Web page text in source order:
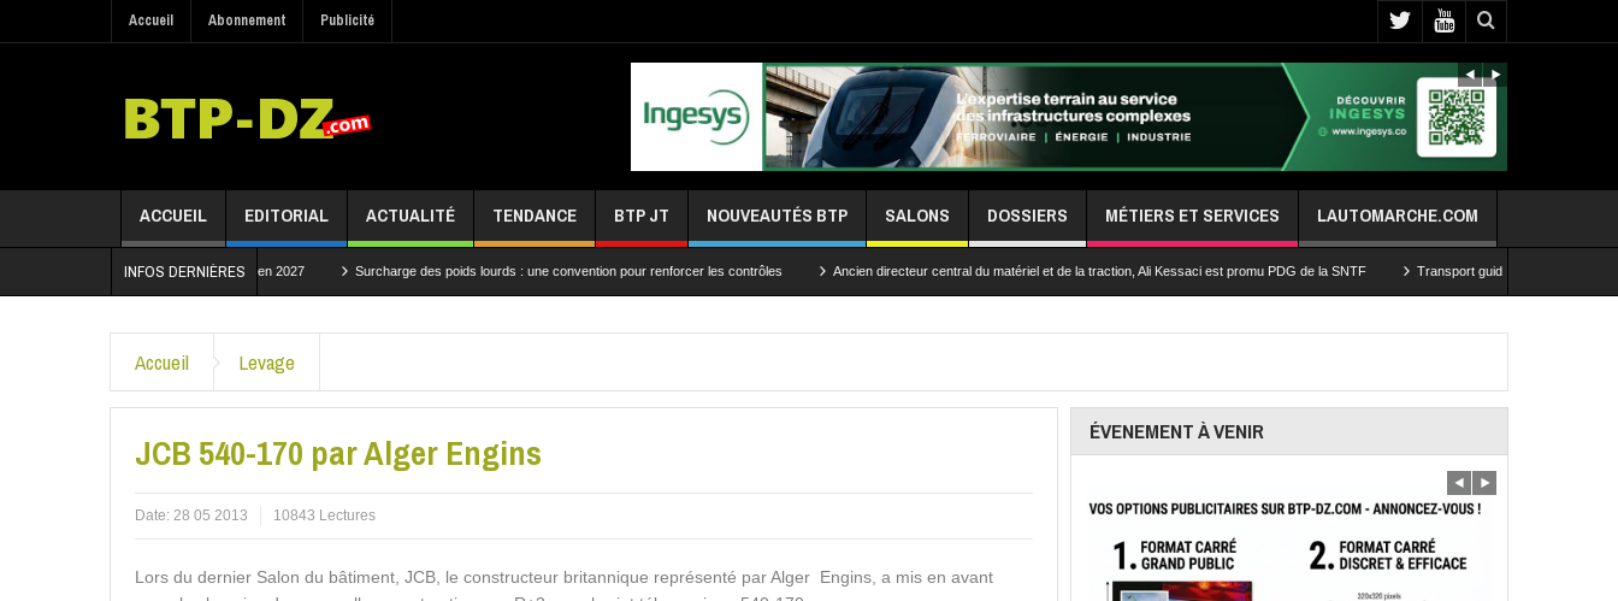
Accueil Abonnement Publicité
ACCUEIL EDITORIAL ACTUALITÉ TENDANCE BTP JT NOUVEAUTÉS BTP SALONS DOSSIERS MÉTIERS ET SERVICES LAUTOMARCHE.COM
INFOS DERNIÈRES
un projet structurant attendu en 2027 Surcharge des poids lourds : une convention pour renforcer les contrôles Ancien directeur central du matériel et de la traction, Ali Kessaci est promu PDG de la SNTF Transport guidé de la capitale: les travaux
Accueil Levage
JCB 540-170 par Alger Engins
Date: 28 05 2013 10843 Lectures
Lors du dernier Salon du bâtiment, JCB, le constructeur britannique représenté par Alger Engins, a mis en avant
ÉVENEMENT À VENIR